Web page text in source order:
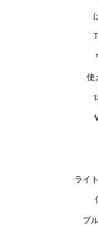
使
ライ
プ